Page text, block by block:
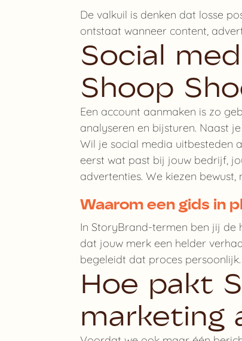
De valkuil is denken dat losse
ontstaat wanneer content,
Social
Shoop
Een account aanmaken is zo
analyseren en bijsturen. Naast
Wil je social media uitbesteden
eerst wat past bij jouw bedrijf,
advertenties. We kiezen bewust,
Waarom een gids in
In StoryBrand-termen ben jij de
dat jouw merk een helder
begeleidt dat proces
Hoe pakt
marketing